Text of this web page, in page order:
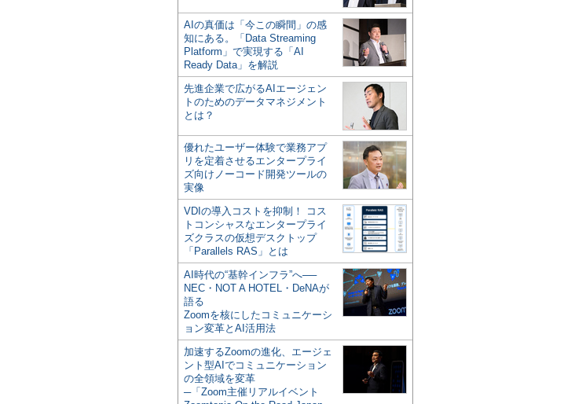
AIの真価は「今この瞬間」の感
知にある。「Data Streaming
Platform」で実現する「AI
Ready Data」を解説
先進企業で広がるAIエージェン
トのためのデータマネジメント
とは？
優れたユーザー体験で業務アプ
リを定着させるエンタープライ
ズ向けノーコード開発ツールの
実像
VDIの導入コストを抑制！ コス
トコンシャスなエンタープライ
ズクラスの仮想デスクトップ
「Parallels RAS」とは
AI時代の“基幹インフラ”へ──
NEC・NOT A HOTEL・DeNAが
語る
Zoomを核にしたコミュニケーシ
ョン変革とAI活用法
加速するZoomの進化、エージェ
ント型AIでコミュニケーション
の全領域を変革
─「Zoom主催リアルイベント